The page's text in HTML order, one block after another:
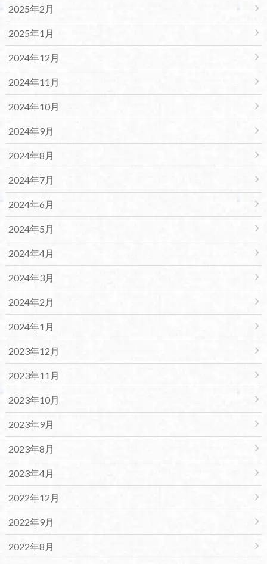
2025年2月
2025年1月
2024年12月
2024年11月
2024年10月
2024年9月
2024年8月
2024年7月
2024年6月
2024年5月
2024年4月
2024年3月
2024年2月
2024年1月
2023年12月
2023年11月
2023年10月
2023年9月
2023年8月
2023年4月
2022年12月
2022年9月
2022年8月